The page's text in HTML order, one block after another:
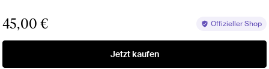
45,00 € Offizieller Shop
Jetzt kaufen